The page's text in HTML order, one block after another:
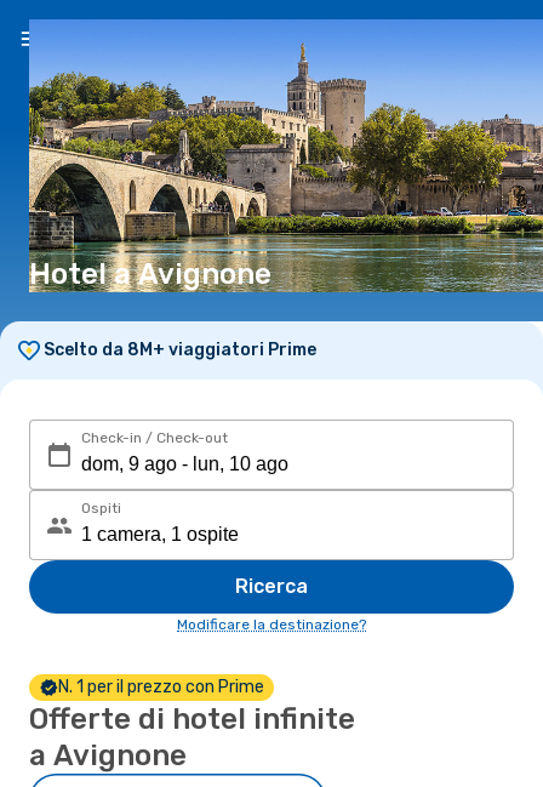
Hotel a Avignone
Scelto da 8M+ viaggiatori Prime
Check-in / Check-out
Ospiti
Ricerca
Modificare la destinazione?
N. 1 per il prezzo con Prime
Offerte di hotel infinite
a Avignone